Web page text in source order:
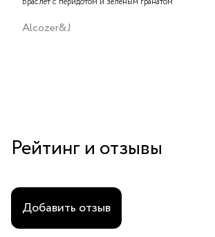
Alcozer&J
Рейтинг и отзывы
Добавить отзыв